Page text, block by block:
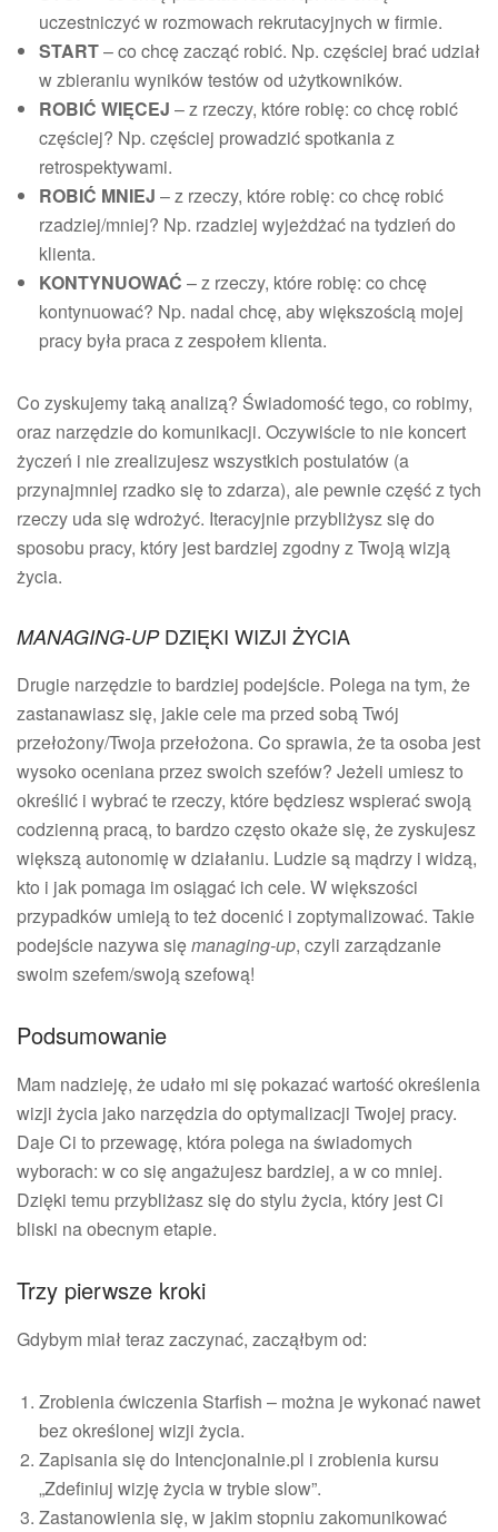
uczestniczyć w rozmowach rekrutacyjnych w firmie.
START– co chcę zacząć robić. Np. częściej brać udział
w zbieraniu wyników testów od użytkowników.
ROBIĆ WIĘCEJ – z rzeczy, które robię: co chcę robić
częściej? Np. częściej prowadzić spotkania z
retrospektywami.
ROBIĆ MNIEJ – z rzeczy, które robię: co chcę robić
rzadziej/mniej? Np. rzadziej wyjeżdżać na tydzień do
klienta.
KONTYNUOWAĆ – z rzeczy, które robię: co chcę
kontynuować? Np. nadal chcę, aby większością mojej
pracy była praca z zespołem klienta.
Co zyskujemy taką analizą? Świadomość tego, co robimy,
oraz narzędzie do komunikacji. Oczywiście to nie koncert
życzeń i nie zrealizujesz wszystkich postulatów (a
przynajmniej rzadko się to zdarza), ale pewnie część z tych
rzeczy uda się wdrożyć. Iteracyjnie przybliżysz się do
sposobu pracy, który jest bardziej zgodny z Twoją wizją
życia.
MANAGING-UPDZIĘKI WIZJI ŻYCIA
Drugie narzędzie to bardziej podejście. Polega na tym, że
zastanawiasz się, jakie cele ma przed sobą Twój
przełożony/Twoja przełożona. Co sprawia, że ta osoba jest
wysoko oceniana przez swoich szefów? Jeżeli umiesz to
określić i wybrać te rzeczy, które będziesz wspierać swoją
codzienną pracą, to bardzo często okaże się, że zyskujesz
większą autonomię w działaniu. Ludzie są mądrzy i widzą,
kto i jak pomaga im osiągać ich cele. W większości
przypadków umieją to też docenić i zoptymalizować. Takie
podejście nazywa sięmanaging-up, czyli zarządzanie
swoim szefem/swoją szefową!
Podsumowanie
Mam nadzieję, że udało mi się pokazać wartość określenia
wizji życia jako narzędzia do optymalizacji Twojej pracy.
Daje Ci to przewagę, która polega na świadomych
wyborach: w co się angażujesz bardziej, a w co mniej.
Dzięki temu przybliżasz się do stylu życia, który jest Ci
bliski na obecnym etapie.
Trzy pierwsze kroki
Gdybym miał teraz zaczynać, zacząłbym od:
Zrobienia ćwiczenia Starfish – można je wykonać nawet
bez określonej wizji życia.
Zapisania się do Intencjonalnie.pl i zrobienia kursu
„Zdefiniuj wizję życia w trybie slow”.
Zastanowienia się, w jakim stopniu zakomunikować